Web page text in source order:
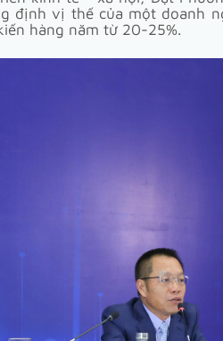
định vị thế của một doanh
hàng năm từ 20-25%.